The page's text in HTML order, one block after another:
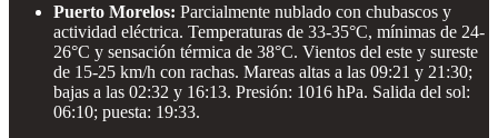
Puerto Morelos: Parcialmente nublado con chubascos y
actividad eléctrica. Temperaturas de 33-35°C, mínimas de 24-
26°C y sensación térmica de 38°C. Vientos del este y sureste
de 15-25 km/h con rachas. Mareas altas a las 09:21 y 21:30;
bajas a las 02:32 y 16:13. Presión: 1016 hPa. Salida del sol:
06:10; puesta: 19:33.